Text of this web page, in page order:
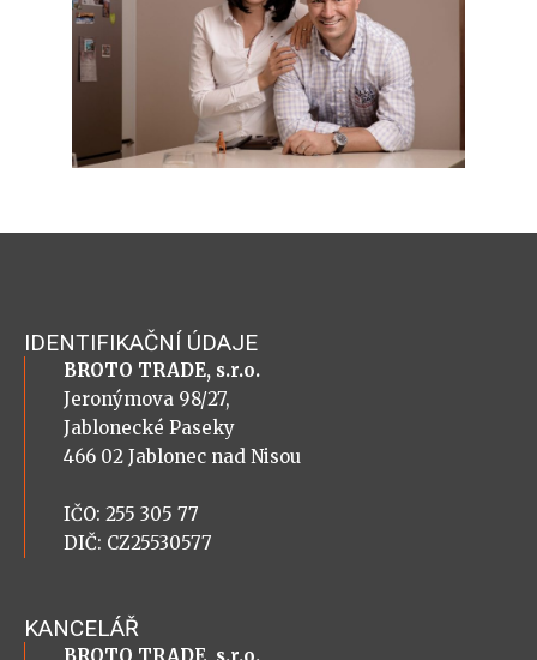
IDENTIFIKAČNÍ ÚDAJE
BROTO TRADE, s.r.o.
Jeronýmova 98/27,
Jablonecké Paseky
466 02 Jablonec nad Nisou
IČO: 255 305 77
DIČ: CZ25530577
KANCELÁŘ